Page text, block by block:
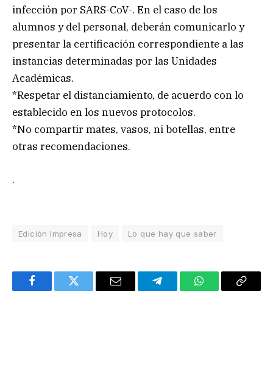
infección por SARS-CoV-. En el caso de los
alumnos y del personal, deberán comunicarlo y
presentar la certificación correspondiente a las
instancias determinadas por las Unidades
Académicas.
*Respetar el distanciamiento, de acuerdo con lo
establecido en los nuevos protocolos.
*No compartir mates, vasos, ni botellas, entre
otras recomendaciones.
.
Edición Impresa Hoy Lo que hay que saber
FacebookTwitter Email TelegramWhatsAppCopy